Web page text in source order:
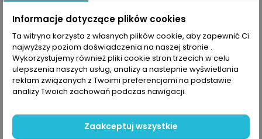
Opis
Koszulka Halti Salves LSto kluczowe wyposażenie
Idealna do różnorodnych aktywności fizycznych
zapewnia pełną swobodę ruchów, dzięki
Informacje dotyczące plików cookies
Ta witryna korzysta z własnych plików cookie, aby zapewnić Ci
najwyższy poziom doświadczenia na naszej stronie .
Wykorzystujemy również pliki cookie stron trzecich w celu
ulepszenia naszych usług, analizy a nastepnie wyświetlania
reklam związanych z Twoimi preferencjami na podstawie
analizy Twoich zachowań podczas nawigacji.
Zaakceptuj wszystkie